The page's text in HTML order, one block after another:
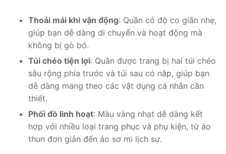
Thoải mái khi vận động: Quần có độ co giãn nhẹ,
giúp bạn dễ dàng di chuyển và hoạt động mà
không bị gò bó.
Túi chéo tiện lợi: Quần được trang bị hai túi chéo
sâu rộng phía trước và túi sau có nắp, giúp bạn
dễ dàng mang theo các vật dụng cá nhân cần
thiết.
Phối đồ linh hoạt: Màu vàng nhạt dễ dàng kết
hợp với nhiều loại trang phục và phụ kiện, từ áo
thun đơn giản đến áo sơ mi lịch sự.